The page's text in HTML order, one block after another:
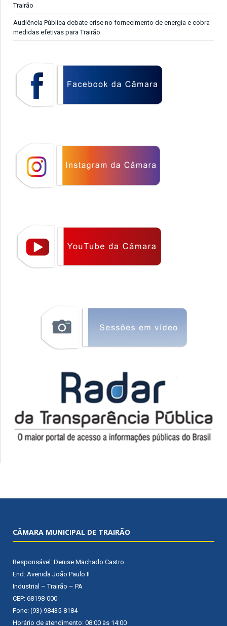
Trairão
Audiência Pública debate crise no fornecimento de energia e cobra
medidas efetivas para Trairão
CÂMARA MUNICIPAL DE TRAIRÃO
Responsável: Denise Machado Castro
End: Avenida João Paulo II
Industrial – Trairão – PA
CEP: 68198-000
Fone: (93) 98435-8184
Horário de atendimento: 08:00 às 14:00